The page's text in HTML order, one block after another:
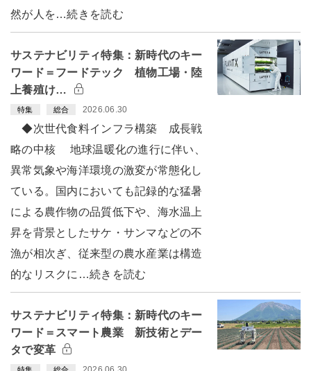
然が人を…続きを読む
サステナビリティ特集：新時代のキー
ワード＝フードテック 植物工場・陸
上養殖け…
特集 総合 2026.06.30
◆次世代食料インフラ構築 成長戦
略の中核 地球温暖化の進行に伴い、
異常気象や海洋環境の激変が常態化し
ている。国内においても記録的な猛暑
による農作物の品質低下や、海水温上
昇を背景としたサケ・サンマなどの不
漁が相次ぎ、従来型の農水産業は構造
的なリスクに…続きを読む
サステナビリティ特集：新時代のキー
ワード＝スマート農業 新技術とデー
タで変革